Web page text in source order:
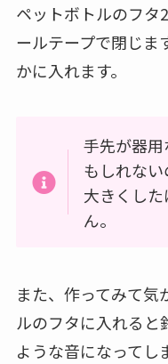
ペットボトルのフタ
ールテープで閉じま
かに入れます。
手先が器
もしれな
大きくし
ん。
また、作ってみて気
ルのフタに入れると
ような音になってし